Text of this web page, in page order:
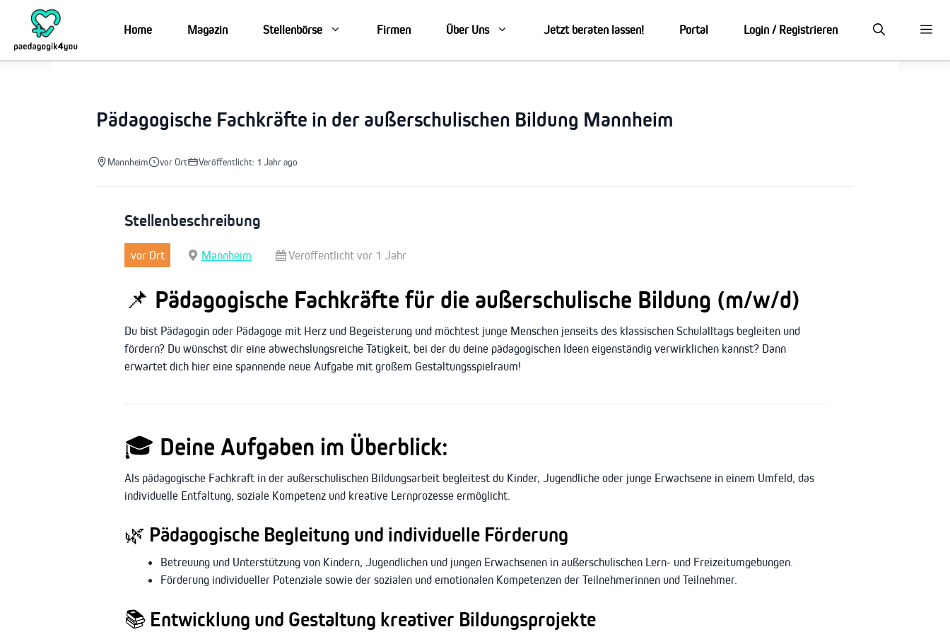
springen
Home Magazin Stellenbörse Firmen Über Uns Jetzt beraten lassen! Portal Login / Registrieren
Pädagogische Fachkräfte in der außerschulischen Bildung Mannheim
Mannheim vor Ort Veröffentlicht: 1 Jahr ago
Stellenbeschreibung
vor Ort Mannheim Veröffentlicht vor 1 Jahr
📌 Pädagogische Fachkräfte für die außerschulische Bildung (m/w/d)
Du bist Pädagogin oder Pädagoge mit Herz und Begeisterung und möchtest junge Menschen jenseits des klassischen Schulalltags begleiten und
fördern? Du wünschst dir eine abwechslungsreiche Tätigkeit, bei der du deine pädagogischen Ideen eigenständig verwirklichen kannst? Dann
erwartet dich hier eine spannende neue Aufgabe mit großem Gestaltungsspielraum!
🎓 Deine Aufgaben im Überblick:
Als pädagogische Fachkraft in der außerschulischen Bildungsarbeit begleitest du Kinder, Jugendliche oder junge Erwachsene in einem Umfeld, das
individuelle Entfaltung, soziale Kompetenz und kreative Lernprozesse ermöglicht.
🌿 Pädagogische Begleitung und individuelle Förderung
Betreuung und Unterstützung von Kindern, Jugendlichen und jungen Erwachsenen in außerschulischen Lern- und Freizeitumgebungen.
Förderung individueller Potenziale sowie der sozialen und emotionalen Kompetenzen der Teilnehmerinnen und Teilnehmer.
📚 Entwicklung und Gestaltung kreativer Bildungsprojekte